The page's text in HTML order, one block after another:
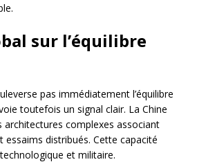
sur l’équilibre
pas immédiatement l’équilibre
toutefois un signal clair. La Chine
architectures complexes associant
distribués. Cette capacité
et militaire.